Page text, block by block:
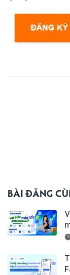
BÀI ĐĂNG